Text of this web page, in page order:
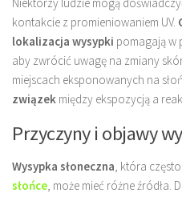
kontakcie z promieniowaniem UV.
lokalizacja wysypki pomagają w
aby zwrócić uwagę na zmiany
miejscach eksponowanych na
związek między ekspozycją a
Przyczyny i objawy
Wysypka słoneczna, która
słońce, może mieć różne źródła.